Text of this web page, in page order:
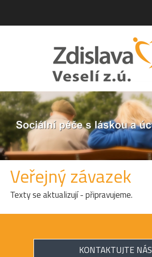
Veřejný závazek
Texty se aktualizují - připravujeme.
KONTAKTUJTE NÁS